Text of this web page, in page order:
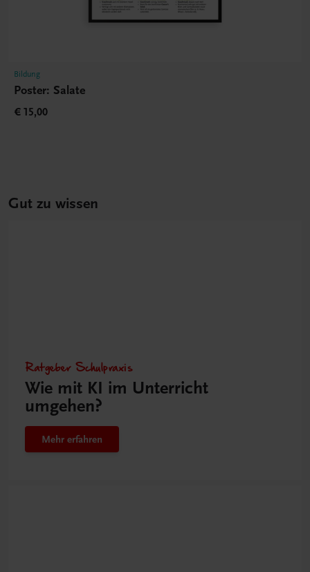
Bildung
Poster: Salate
€ 15,00
Gut zu wissen
Ratgeber Schulpraxis
Wie mit KI im Unterricht
umgehen?
Mehr erfahren